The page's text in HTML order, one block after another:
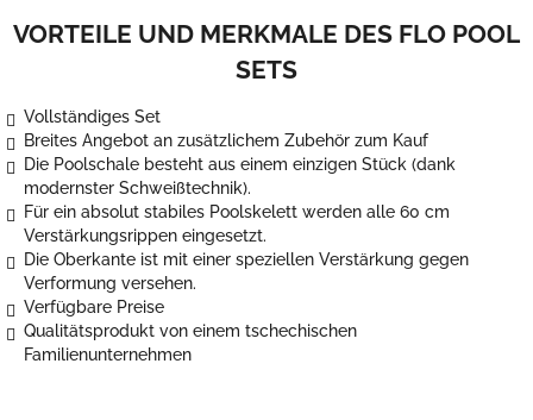
VORTEILE UND MERKMALE DES FLO POOL
SETS
Vollständiges Set
Breites Angebot an zusätzlichem Zubehör zum Kauf
Die Poolschale besteht aus einem einzigen Stück (dank
modernster Schweißtechnik).
Für ein absolut stabiles Poolskelett werden alle 60 cm
Verstärkungsrippen eingesetzt.
Die Oberkante ist mit einer speziellen Verstärkung gegen
Verformung versehen.
Verfügbare Preise
Qualitätsprodukt von einem tschechischen
Familienunternehmen